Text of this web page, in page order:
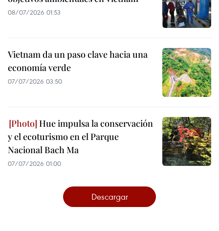
08/07/2026 01:53
Vietnam da un paso clave hacia una
economía verde
07/07/2026 03:50
Hue impulsa la conservación
y el ecoturismo en el Parque
Nacional Bach Ma
07/07/2026 01:00
Descargar